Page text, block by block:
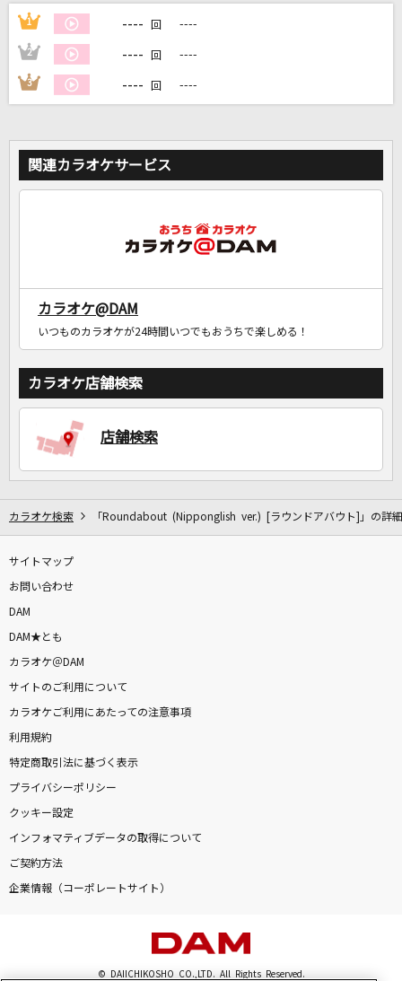
1 ---- 回 ----
2 ---- 回 ----
3 ---- 回 ----
関連カラオケサービス
カラオケ@DAM
いつものカラオケが24時間いつでもおうちで楽しめる！
カラオケ店舗検索
店舗検索
カラオケ検索 「Roundabout (Nipponglish ver.) [ラウンドアバウト]」の詳細
サイトマップ
お問い合わせ
DAM
DAM★とも
カラオケ＠DAM
サイトのご利用について
カラオケご利用にあたっての注意事項
利用規約
特定商取引法に基づく表示
プライバシーポリシー
クッキー設定
インフォマティブデータの取得について
ご契約方法
企業情報（コーポレートサイト）
© DAIICHIKOSHO CO.,LTD. All Rights Reserved.